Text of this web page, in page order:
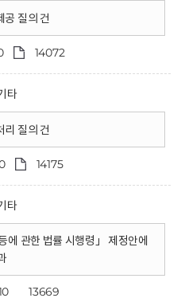
공 질의 건
14072
타
리 질의 건
14175
타
에 관한 법률 시행령」 제정안에
13669